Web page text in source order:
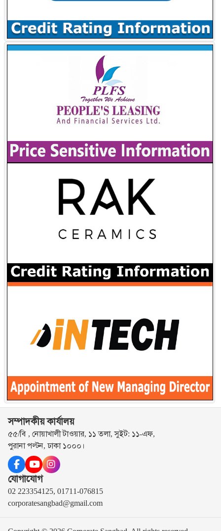
সম্পাদকীয় কার্যালয়
৫৫/বি , নোয়াখালী টাওয়ার, ১১ তলা, সুইট: ১১-এফ,
পুরানা পল্টন, ঢাকা ১০০০।
যোগাযোগ
02 223354125, 01711-076815
corporatesangbad@gmail.com